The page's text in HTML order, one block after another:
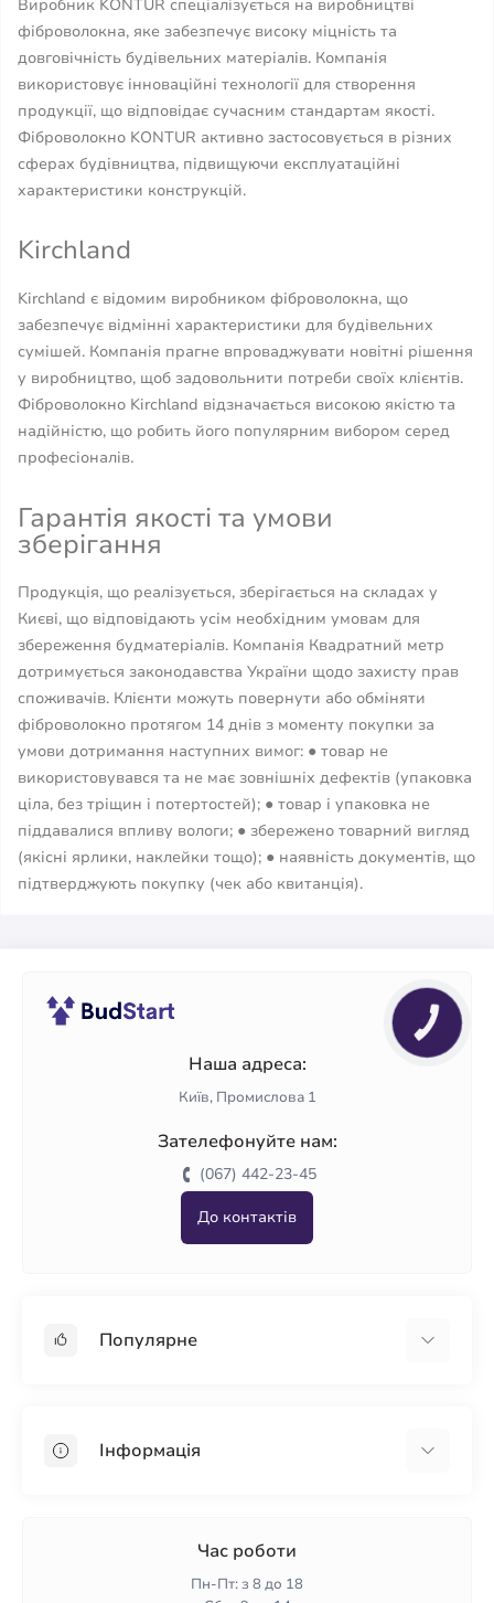
Виробник KONTUR спеціалізується на виробництві
фіброволокна, яке забезпечує високу міцність та
довговічність будівельних матеріалів. Компанія
використовує інноваційні технології для створення
продукції, що відповідає сучасним стандартам якості.
Фіброволокно KONTUR активно застосовується в різних
сферах будівництва, підвищуючи експлуатаційні
характеристики конструкцій.
Kirchland
Kirchland є відомим виробником фіброволокна, що
забезпечує відмінні характеристики для будівельних
сумішей. Компанія прагне впроваджувати новітні рішення
у виробництво, щоб задовольнити потреби своїх клієнтів.
Фіброволокно Kirchland відзначається високою якістю та
надійністю, що робить його популярним вибором серед
професіоналів.
Гарантія якості та умови
зберігання
Продукція, що реалізується, зберігається на складах у
Києві, що відповідають усім необхідним умовам для
збереження будматеріалів. Компанія Квадратний метр
дотримується законодавства України щодо захисту прав
споживачів. Клієнти можуть повернути або обміняти
фіброволокно протягом 14 днів з моменту покупки за
умови дотримання наступних вимог: ● товар не
використовувався та не має зовнішніх дефектів (упаковка
ціла, без тріщин і потертостей); ● товар і упаковка не
піддавалися впливу вологи; ● збережено товарний вигляд
(якісні ярлики, наклейки тощо); ● наявність документів, що
підтверджують покупку (чек або квитанція).
Наша адреса:
Київ, Промислова 1
Зателефонуйте нам:
(067) 442-23-45
До контактів
Популярне
ПінопластІнформація
Час роботи
Пн-Пт: з 8 до 18
КНОПКА
ЗВ'ЯЗКУ